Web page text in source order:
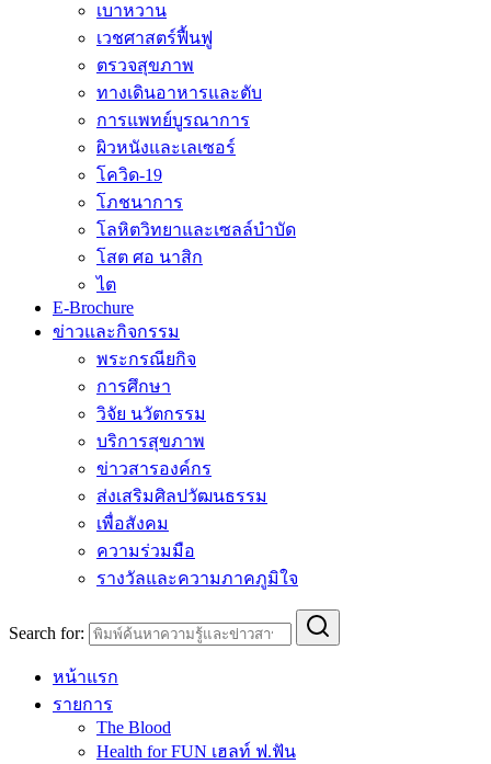
เบาหวาน
เวชศาสตร์ฟื้นฟู
ตรวจสุขภาพ
ทางเดินอาหารและตับ
การแพทย์บูรณาการ
ผิวหนังและเลเซอร์
โควิด-19
โภชนาการ
โลหิตวิทยาและเซลล์บำบัด
โสต ศอ นาสิก
ไต
E-Brochure
ข่าวและกิจกรรม
พระกรณียกิจ
การศึกษา
วิจัย นวัตกรรม
บริการสุขภาพ
ข่าวสารองค์กร
ส่งเสริมศิลปวัฒนธรรม
เพื่อสังคม
ความร่วมมือ
รางวัลและความภาคภูมิใจ
Search for:
หน้าแรก
รายการ
The Blood
Health for FUN เฮลท์ ฟ.ฟัน